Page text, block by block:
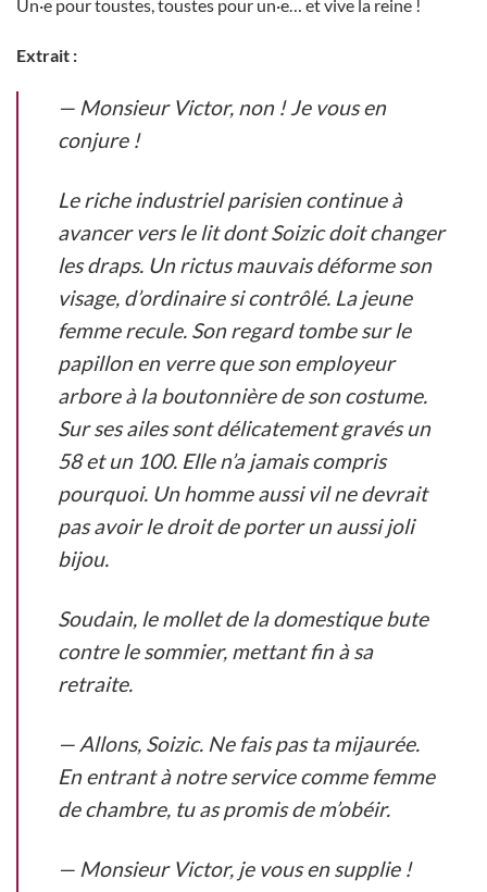
Un·e pour toustes, toustes pour un·e… et vive la reine !
Extrait :
— Monsieur Victor, non ! Je vous en
conjure !
Le riche industriel parisien continue à
avancer vers le lit dont Soizic doit changer
les draps. Un rictus mauvais déforme son
visage, d’ordinaire si contrôlé. La jeune
femme recule. Son regard tombe sur le
papillon en verre que son employeur
arbore à la boutonnière de son costume.
Sur ses ailes sont délicatement gravés un
58 et un 100. Elle n’a jamais compris
pourquoi. Un homme aussi vil ne devrait
pas avoir le droit de porter un aussi joli
bijou.
Soudain, le mollet de la domestique bute
contre le sommier, mettant fin à sa
retraite.
— Allons, Soizic. Ne fais pas ta mijaurée.
En entrant à notre service comme femme
de chambre, tu as promis de m’obéir.
— Monsieur Victor, je vous en supplie !